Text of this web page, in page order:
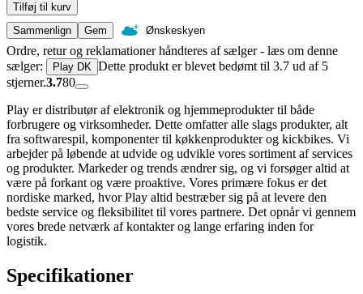
Tilføj til kurv
Sammenlign
Gem Ønskeskyen
Ordre, retur og reklamationer håndteres af sælger - læs om denne
sælger:
Play DK Dette produkt er blevet bedømt til 3.7 ud af 5
stjerner.3.780
Play er distributør af elektronik og hjemmeprodukter til både
forbrugere og virksomheder. Dette omfatter alle slags produkter, alt
fra softwarespil, komponenter til køkkenprodukter og kickbikes. Vi
arbejder på løbende at udvide og udvikle vores sortiment af services
og produkter. Markeder og trends ændrer sig, og vi forsøger altid at
være på forkant og være proaktive. Vores primære fokus er det
nordiske marked, hvor Play altid bestræber sig på at levere den
bedste service og fleksibilitet til vores partnere. Det opnår vi gennem
vores brede netværk af kontakter og lange erfaring inden for
logistik.
Specifikationer